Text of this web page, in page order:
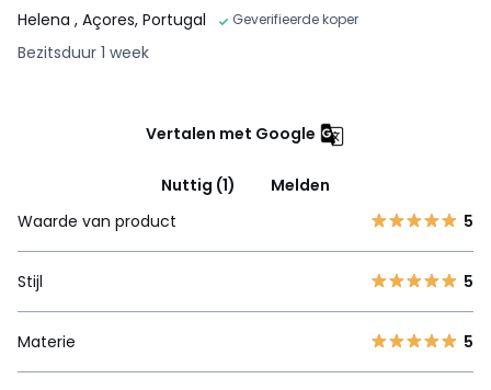
Helena , Açores, Portugal Geverifieerde koper
Bezitsduur 1 week
Vertalen met Google
Nuttig (1)
Melden
Waarde van product
5
Stijl 5
Materie 5